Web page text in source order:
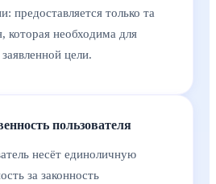
предоставляется только та
которая необходима для
цели.
пользователя
несёт единоличную
за законность